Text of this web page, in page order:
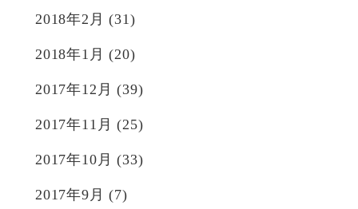
2018年2月 (31)
2018年1月 (20)
2017年12月 (39)
2017年11月 (25)
2017年10月 (33)
2017年9月 (7)